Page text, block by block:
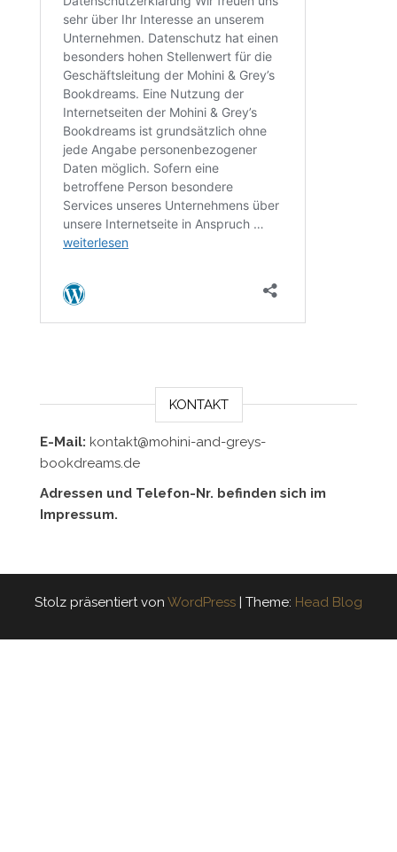
KONTAKT
E-Mail: kontakt@mohini-and-greys-
bookdreams.de
Adressen und Telefon-Nr. befinden sich im
Impressum.
Stolz präsentiert von WordPress | Theme: Head Blog